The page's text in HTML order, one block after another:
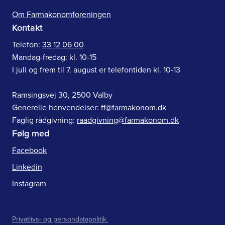
Om Farmakonomforeningen
Kontakt
Telefon: 33 12 06 00
Mandag-fredag: kl. 10-15
I juli og frem til 7. august er telefontiden kl. 10-13
Ramsingsvej 30, 2500 Valby
Generelle henvendelser: ff@farmakonom.dk
Faglig rådgivning: raadgivning@farmakonom.dk
Følg med
Facebook
Linkedin
Instagram
Privatlivs- og persondatapolitik